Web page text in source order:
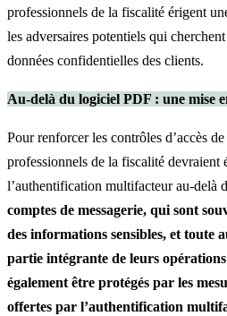
professionnels de la fiscalité érigent
les adversaires potentiels qui
données confidentielles des clients.
Au-delà du logiciel PDF : une mise
Pour renforcer les contrôles d’accès
professionnels de la fiscalité devraient
l’authentification multifacteur au-delà
comptes de messagerie, qui sont
des informations sensibles, et toute
partie intégrante de leurs
également être protégés par les
offertes par l’authentification